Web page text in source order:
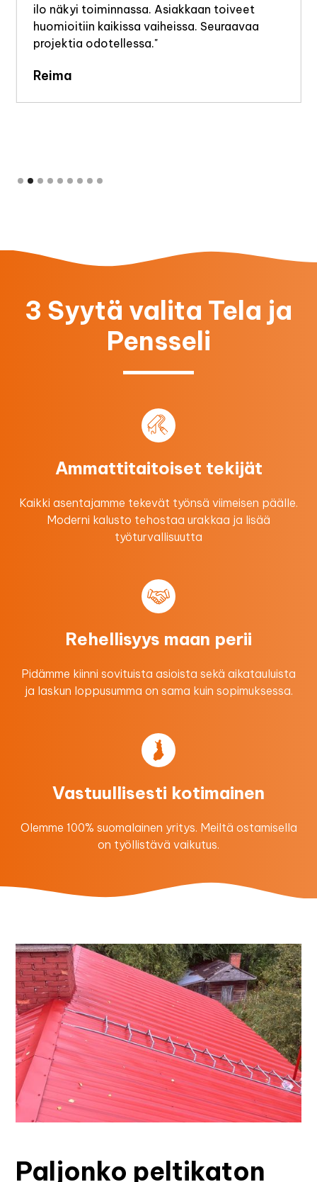
ilo näkyi toiminnassa. Asiakkaan toiveet
huomioitiin kaikissa vaiheissa. Seuraavaa
projektia odotellessa."
Reima
Slide 2 of 9.
3 Syytä valita Tela ja
Pensseli
Ammattitaitoiset tekijät
Kaikki asentajamme tekevät työnsä viimeisen päälle.
Moderni kalusto tehostaa urakkaa ​ja lisää
työturvallisuutta
Rehellisyys maan perii
Pidämme kiinni sovituista asioista sekä aikatauluista
ja laskun loppusumma on sama kuin sopimuksessa.
Vastuullisesti kotimainen
Olemme 100% suomalainen yritys. Meiltä ostamisella
on työllistävä vaikutus.
Paljonko peltikaton